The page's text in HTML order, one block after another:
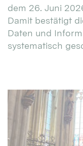
dem 26. Juni
Damit bestätigt
Daten und
systematisch